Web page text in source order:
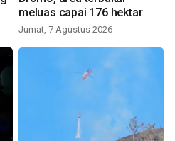
meluas capai 176 hektar
Jumat, 7 Agustus 2026